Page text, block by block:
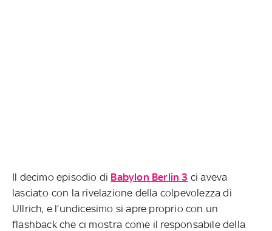
Il decimo episodio di Babylon Berlin 3 ci aveva
lasciato con la rivelazione della colpevolezza di
Ullrich, e l’undicesimo si apre proprio con un
flashback che ci mostra come il responsabile della